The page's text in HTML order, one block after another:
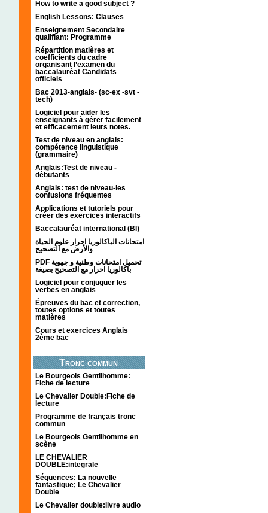
How to write a good subject ?
English Lessons: Clauses
Enseignement Secondaire
qualifiant: Programme
Répartition matières et
coefficients du cadre
organisant l’examen du
baccalauréat Candidats
officiels
Bac 2013-anglais- (sc-ex -svt -
tech)
Logiciel pour aider les
enseignants à gérer facilement
et efficacement leurs notes.
Test de niveau en anglais:
compétence linguistique
(grammaire)
Anglais:Test de niveau -
débutants
Anglais: test de niveau-les
confusions fréquentes
Applications et tutoriels pour
créer des exercices interactifs
Baccalauréat international (BI)
امتحانات الباكالوريا احرار علوم الحياة
والأرض مع التصحيح
PDF تحميل امتحانات وطنية و جهوية
باكالوريا احرار مع التصحيح بصيغة
Logiciel pour conjuguer les
verbes en anglais
Épreuves du bac et correction,
toutes options et toutes
matières
Cours et exercices Anglais
2ème bac
Tronc commun
Le Bourgeois Gentilhomme:
Fiche de lecture
Le Chevalier Double:Fiche de
lecture
Programme de français tronc
commun
Le Bourgeois Gentilhomme en
scène
LE CHEVALIER
DOUBLE:integrale
Séquences: La nouvelle
fantastique; Le Chevalier
Double
Le Chevalier double:livre audio